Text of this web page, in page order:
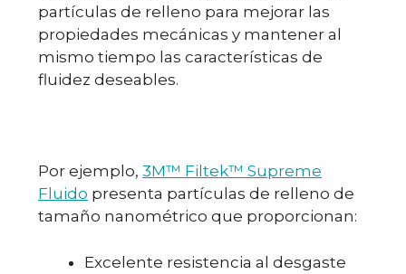
partículas de relleno para mejorar las
propiedades mecánicas y mantener al
mismo tiempo las características de
fluidez deseables.
Por ejemplo, 3M™ Filtek™ Supreme
Fluido presenta partículas de relleno de
tamaño nanométrico que proporcionan:
Excelente resistencia al desgaste